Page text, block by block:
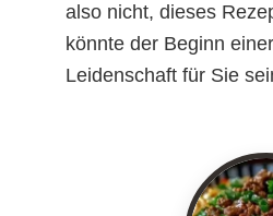
also nicht, dieses
könnte der Beginn
Leidenschaft für Sie